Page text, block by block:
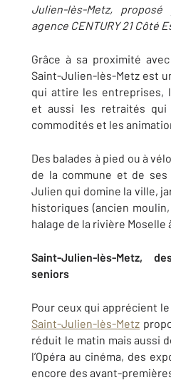
Julien-lès-Metz,
agence CENTURY 21 Côté
Grâce à sa proximité
Saint-Julien-lès-Metz est
qui attire les entreprises,
et aussi les retraités
commodités et les
Des balades à pied ou à
de la commune et de
Julien qui domine la ville,
historiques (ancien
halage de la rivière Moselle
Saint-Julien-lès-Metz,
seniors
Pour ceux qui apprécient le
Saint-Julien-lès-Metz
réduit le matin mais aussi
l’Opéra au cinéma, des
encore des avant-